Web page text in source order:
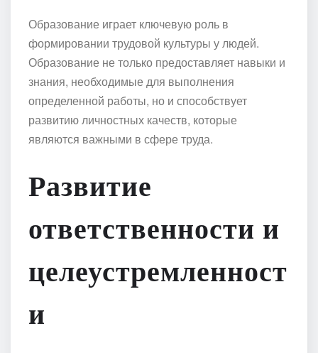
Образование играет ключевую роль в
формировании трудовой культуры у людей.
Образование не только предоставляет навыки и
знания, необходимые для выполнения
определенной работы, но и способствует
развитию личностных качеств, которые
являются важными в сфере труда.
Развитие
ответственности и
целеустремленност
и